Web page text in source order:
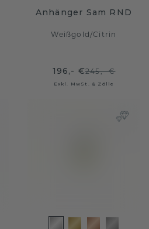
Anhänger Sam RND
Weißgold/Citrin
196,- €245,- €
Exkl. MwSt. & Zölle